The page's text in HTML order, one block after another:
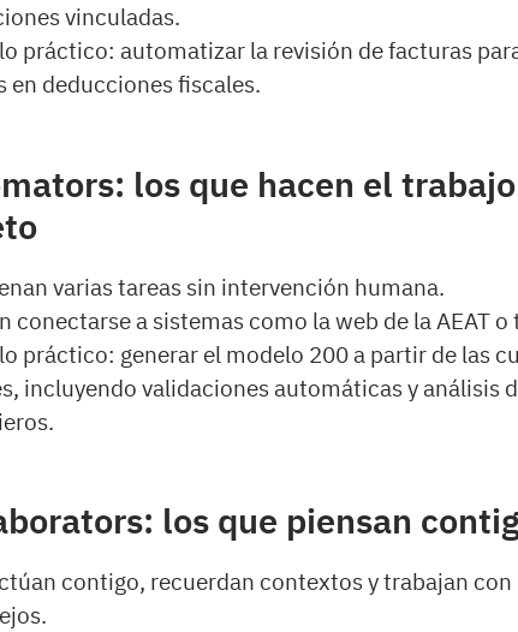
vinculadas.
práctico: automatizar la revisión de facturas
en deducciones fiscales.
los que hacen el trabajo
varias tareas sin intervención humana.
conectarse a sistemas como la web de la AEAT o
práctico: generar el modelo 200 a partir de las
incluyendo validaciones automáticas y análisis
los que piensan
contigo, recuerdan contextos y trabajan con